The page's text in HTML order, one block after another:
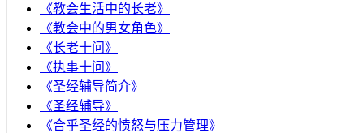
《教会生活中的长老》
《教会中的男女角色》
《长老十问》
《执事十问》
《圣经辅导简介》
《圣经辅导》
​《合乎圣经的愤怒与压力管理》